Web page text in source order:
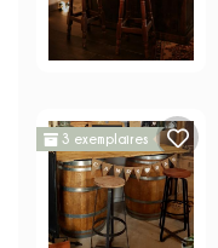
3 exemplaires